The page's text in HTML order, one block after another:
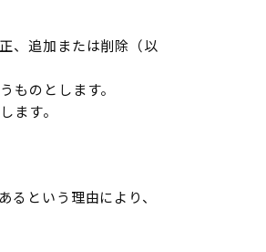
、追加または削除（以
ものとします。
ます。
という理由により、